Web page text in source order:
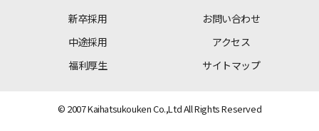
新卒採用
中途採用
福利厚生
お問い合わせ
アクセス
サイトマップ
© 2007 Kaihatsukouken Co.,Ltd All Rights Reserved